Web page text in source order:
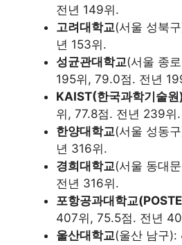
전년 149위.
고려대학교(서울 성북
년 153위.
성균관대학교(서울 종
195위, 79.0점. 전년
KAIST(한국과학기술원
위, 77.8점. 전년 239위.
한양대학교(서울 성동
년 316위.
경희대학교(서울 동대
전년 316위.
포항공과대학교
407위, 75.5점. 전년
울산대학교(울산 남구):